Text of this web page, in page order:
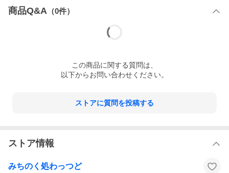
7月頃だけしか流通しない
商品Q&A （0件）
この商品に関する質問は、
以下からお問い合わせください。
ストアに質問を投稿する
ストア情報
みちのく処わっつど